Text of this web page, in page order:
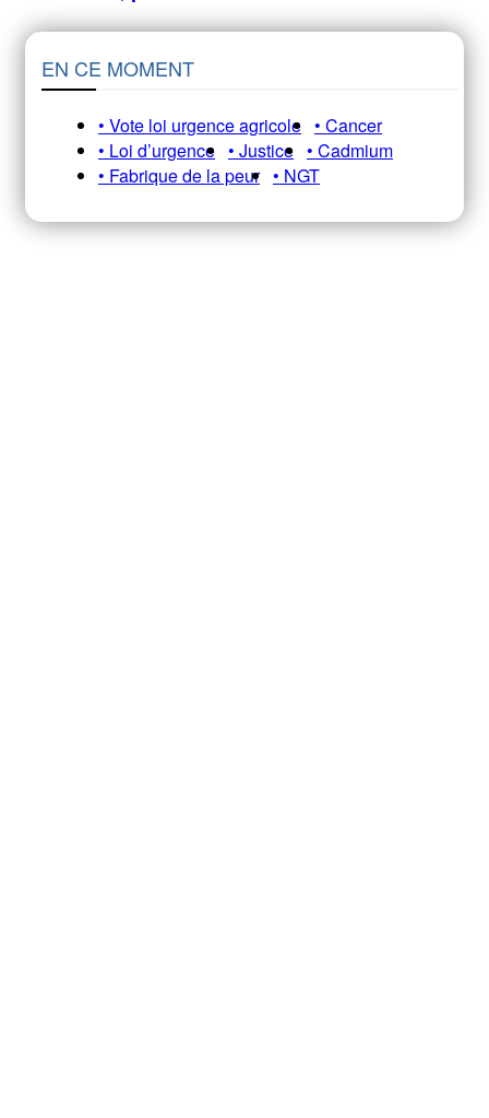
EN CE MOMENT
• Vote loi urgence agricole • Cancer
• Loi d’urgence • Justice • Cadmium
• Fabrique de la peur • NGT